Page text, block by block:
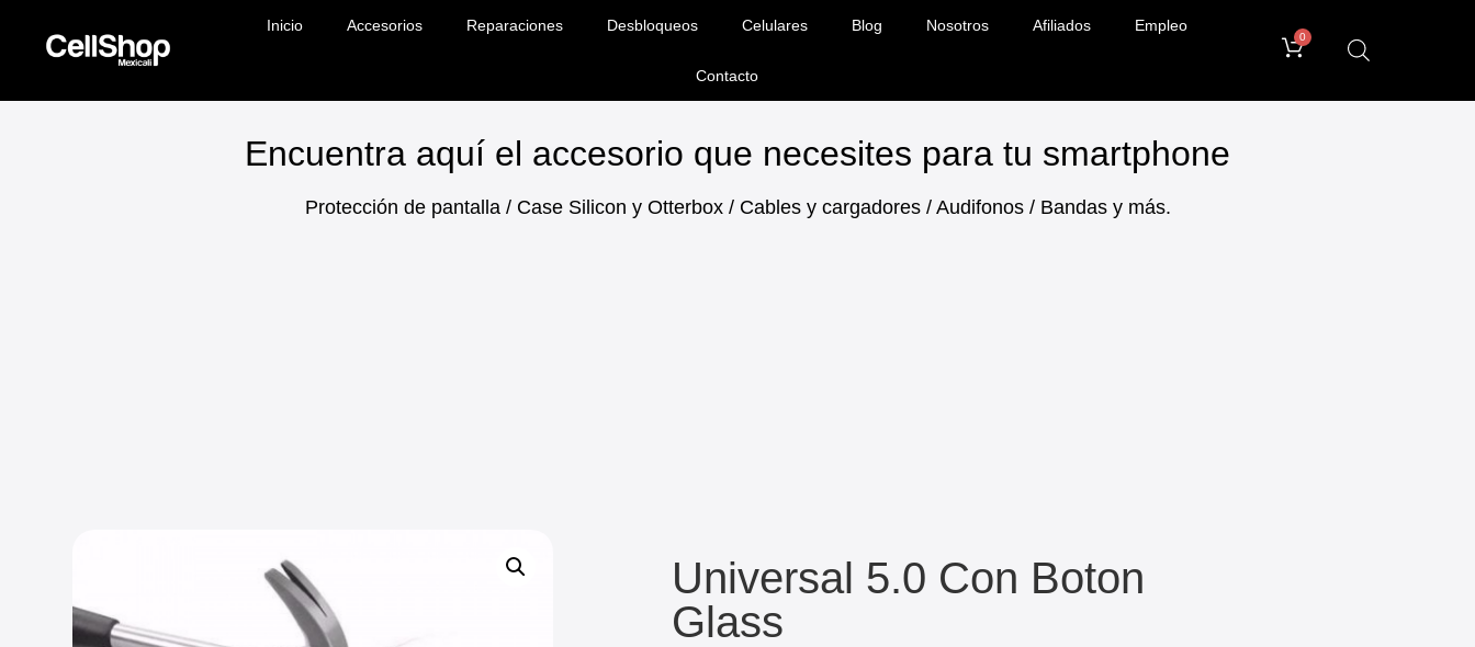
Inicio Accesorios Reparaciones Desbloqueos Celulares Blog Nosotros Afiliados Empleo
Contacto
0
Encuentra aquí el accesorio que necesites para tu smartphone
Protección de pantalla / Case Silicon y Otterbox / Cables y cargadores / Audifonos / Bandas y más.
Universal 5.0 Con Boton
Glass